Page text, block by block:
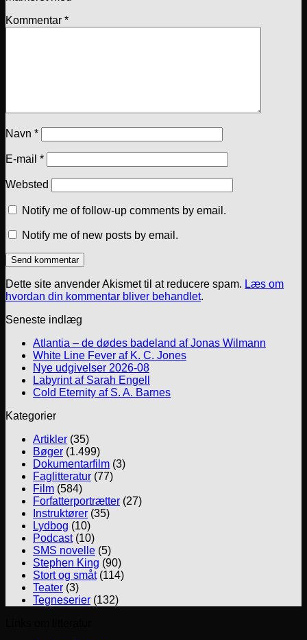
Kommentar *
Navn *
E-mail *
Websted
Notify me of follow-up comments by email.
Notify me of new posts by email.
Dette site anvender Akismet til at reducere spam. Læs om
hvordan din kommentar bliver behandlet.
Seneste indlæg
Atlantia – de dødes badeland af Jonas Wilmann
White Line Fever af K. C. Jones
Nye udgivelser 2026-08
Labyrint af Sarah Engell
Cold Eternity af S. A. Barnes
Kategorier
Artikler (35)
Bøger (1.499)
Dokumentarfilm (3)
Faglitteratur (77)
Film (584)
Forfatterportrætter (27)
Instruktører (35)
Lydbog (10)
Podcast(10)
SMS novelle (5)
Stephen King (90)
Stort og småt(114)
Teater (3)
Tegneserier (132)